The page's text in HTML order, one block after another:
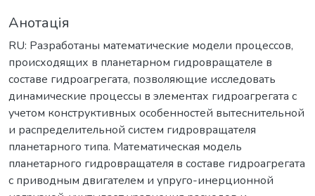
Анотація
RU: Разработаны математические модели процессов,
происходящих в планетарном гидровращателе в
составе гидроагрегата, позволяющие исследовать
динамические процессы в элементах гидроагрегата с
учетом конструктивных особенностей вытеснительной
и распределительной систем гидровращателя
планетарного типа. Математическая модель
планетарного гидровращателя в составе гидроагрегата
с приводным двигателем и упруго-инерционной